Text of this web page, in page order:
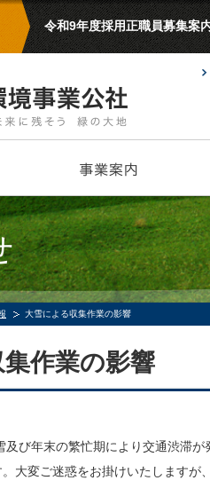
令和9年度採用正職員募集案
大雪による収集作業の影響
作業の影響
及び年末の繁忙期により交通渋滞
大変ご迷惑をお掛けいたしますが